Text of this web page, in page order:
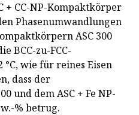
+ CC-NP-Kompaktkörper
Phasenumwandlungen
ASC 300
BCC-zu-FCC-
wie für reines Eisen
dass der
und dem ASC + Fe NP-
% betrug.